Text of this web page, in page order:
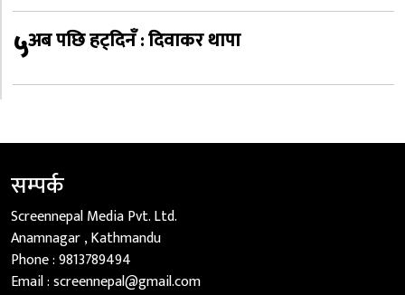
५अब पछि हट्दिनँ : दिवाकर थापा
सम्पर्क
Screennepal Media Pvt. Ltd.
Anamnagar , Kathmandu
Phone :9813789494
Email :screennepal@gmail.com